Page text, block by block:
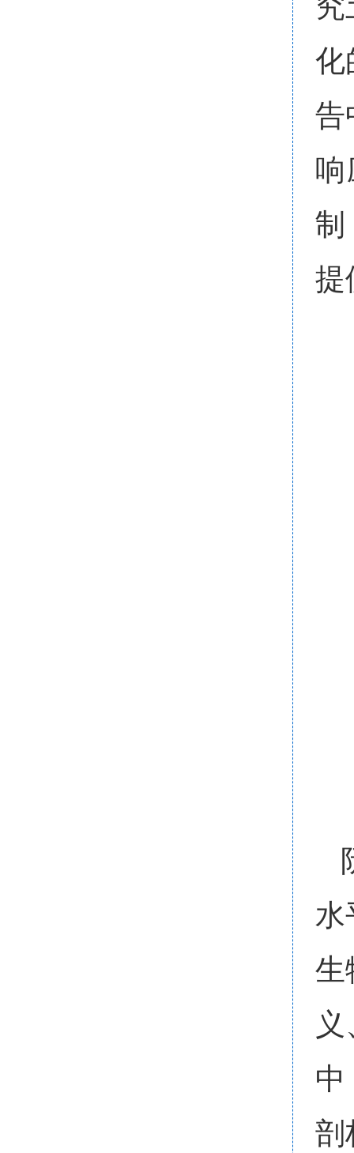
化
告
制
提
水
生
剖